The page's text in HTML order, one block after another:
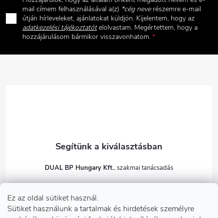
Ez az oldal sütiket használ.
Sütiket használunk a tartalmak és hirdetések személyre
b
é
mail címem felhasználásával a(z) *cég neverészemre e-mail
útján hírleveleket, ajánlatokat küldjön. Kijelentem, hogy az
adatkezelési tájékoztatót elolvastam. Megértettem, hogy a
hozzájárulásom bármikor visszavonhatom.
DUAL BP Hungary Kft.
dualbp.hu